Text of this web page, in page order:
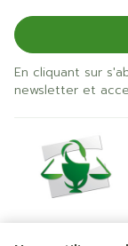
En cliquant sur
newsletter et